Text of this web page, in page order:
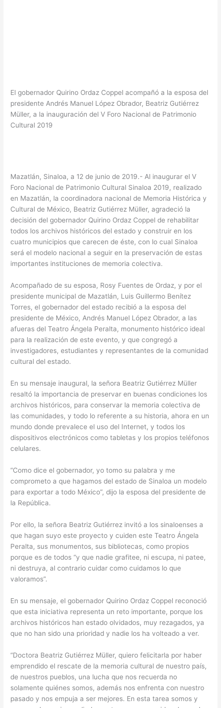
El gobernador Quirino Ordaz Coppel acompañó a la esposa del
presidente Andrés Manuel López Obrador, Beatriz Gutiérrez
Müller, a la inauguración del V Foro Nacional de Patrimonio
Cultural 2019
Mazatlán, Sinaloa, a 12 de junio de 2019.- Al inaugurar el V
Foro Nacional de Patrimonio Cultural Sinaloa 2019, realizado
en Mazatlán, la coordinadora nacional de Memoria Histórica y
Cultural de México, Beatriz Gutiérrez Müller, agradeció la
decisión del gobernador Quirino Ordaz Coppel de rehabilitar
todos los archivos históricos del estado y construir en los
cuatro municipios que carecen de éste, con lo cual Sinaloa
será el modelo nacional a seguir en la preservación de estas
importantes instituciones de memoria colectiva.
Acompañado de su esposa, Rosy Fuentes de Ordaz, y por el
presidente municipal de Mazatlán, Luis Guillermo Benítez
Torres, el gobernador del estado recibió a la esposa del
presidente de México, Andrés Manuel López Obrador, a las
afueras del Teatro Ángela Peralta, monumento histórico ideal
para la realización de este evento, y que congregó a
investigadores, estudiantes y representantes de la comunidad
cultural del estado.
En su mensaje inaugural, la señora Beatriz Gutiérrez Müller
resaltó la importancia de preservar en buenas condiciones los
archivos históricos, para conservar la memoria colectiva de
las comunidades, y todo lo referente a su historia, ahora en un
mundo donde prevalece el uso del Internet, y todos los
dispositivos electrónicos como tabletas y los propios teléfonos
celulares.
“Como dice el gobernador, yo tomo su palabra y me
comprometo a que hagamos del estado de Sinaloa un modelo
para exportar a todo México”, dijo la esposa del presidente de
la República.
Por ello, la señora Beatriz Gutiérrez invitó a los sinaloenses a
que hagan suyo este proyecto y cuiden este Teatro Ángela
Peralta, sus monumentos, sus bibliotecas, como propios
porque es de todos “y que nadie grafitee, ni escupa, ni patee,
ni destruya, al contrario cuidar como cuidamos lo que
valoramos”.
En su mensaje, el gobernador Quirino Ordaz Coppel reconoció
que esta iniciativa representa un reto importante, porque los
archivos históricos han estado olvidados, muy rezagados, ya
que no han sido una prioridad y nadie los ha volteado a ver.
“Doctora Beatriz Gutiérrez Müller, quiero felicitarla por haber
emprendido el rescate de la memoria cultural de nuestro país,
de nuestros pueblos, una lucha que nos recuerda no
solamente quiénes somos, además nos enfrenta con nuestro
pasado y nos empuja a ser mejores. En esta tarea somos y